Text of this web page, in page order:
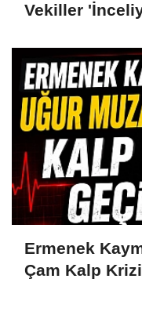
Vekiller
Ermenek
Çam Kalp